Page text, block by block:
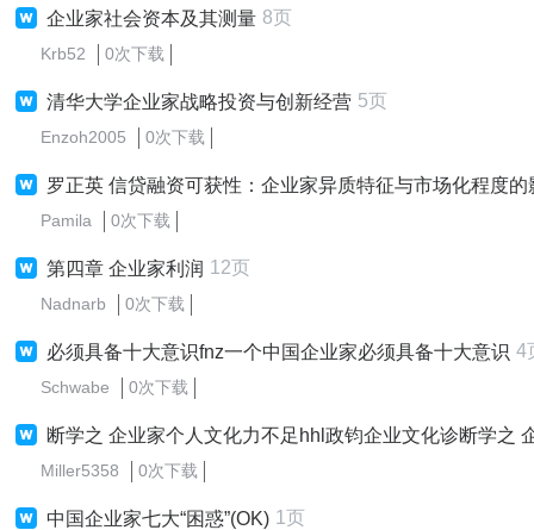
企业家社会资本及其测量 8页
Krb52 0次下载
清华大学企业家战略投资与创新经营 5页
Enzoh2005 0次下载
罗正英 信贷融资可获性：企业家异质特征与市场化程度的
Pamila 0次下载
第四章 企业家利润 12页
Nadnarb 0次下载
必须具备十大意识fnz一个中国企业家必须具备十大意识 4
Schwabe 0次下载
断学之 企业家个人文化力不足hhl政钧企业文化诊断学之 企业家个人文化力
Miller5358 0次下载
中国企业家七大“困惑”(OK) 1页